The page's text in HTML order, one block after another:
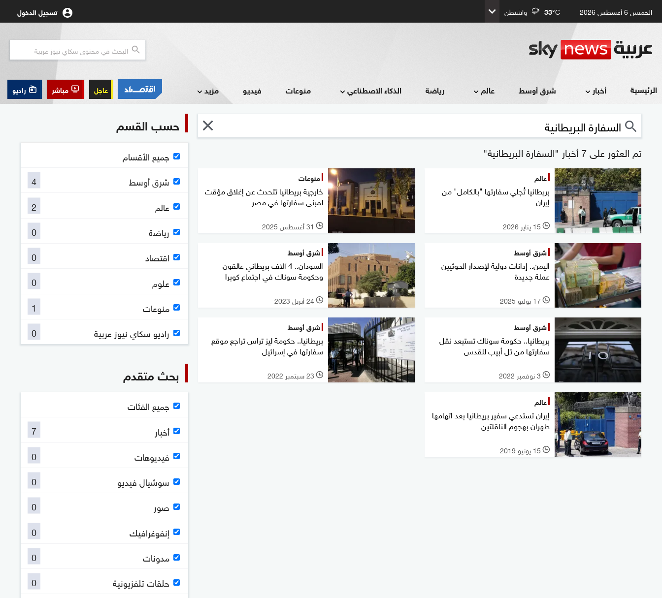
الخميس 6 أغسطس 2026 33°C واشنطن تسجيل الدخول
الرئيسية أخبار شرق أوسط عالم رياضة الذكاء الاصطناعي منوعات فيديو مزيد عاجل مباشر راديو
تم العثور على 7 أخبار "السفارة البريطانية"
عالم
بريطانيا تُجلي سفارتها "بالكامل" من
إيران
l 15 يناير 2026
منوعات
خارجية بريطانيا تتحدث عن إغلاق مؤقت
لمبنى سفارتها في مصر
l 31 أغسطس 2025
شرق أوسط
اليمن.. إدانات دولية لإصدار الحوثيين
عملة جديدة
l 17 يوليو 2025
شرق أوسط
السودان.. 4 آلاف بريطاني عالقون
وحكومة سوناك في اجتماع كوبرا
l 24 أبريل 2023
شرق أوسط
بريطانيا.. حكومة سوناك تستبعد نقل
سفارتها من تل أبيب للقدس
l 3 نوفمبر 2022
شرق أوسط
بريطانيا.. حكومة ليز تراس تراجع موقع
سفارتها في إسرائيل
l 23 سبتمبر 2022
عالم
إيران تستدعي سفير بريطانيا بعد اتهامها
طهران بهجوم الناقلتين
l 15 يونيو 2019
حسب القسم
جميع الأقسام
شرق أوسط
4
عالم
2
رياضة
0
اقتصاد
0
علوم
0
منوعات
1
راديو سكاي نيوز عربية
0
بحث متقدم
جميع الفئات
أخبار
7
فيديوهات
0
سوشيال فيديو
0
صور
0
إنفوغرافيك
0
مدونات
0
حلقات تلفزيونية
0